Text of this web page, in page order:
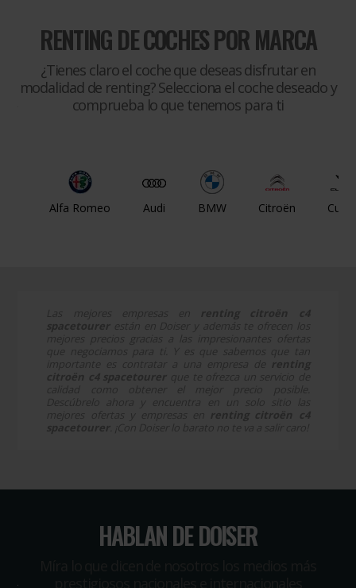
RENTING DE COCHES POR MARCA
¿Tienes claro el coche que deseas disfrutar en
modalidad de renting? Selecciona el coche deseado y
comprueba lo que tenemos para ti
Alfa Romeo Audi BMW Citroën
HABLAN DE DOISER